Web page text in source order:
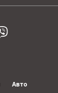
Авто